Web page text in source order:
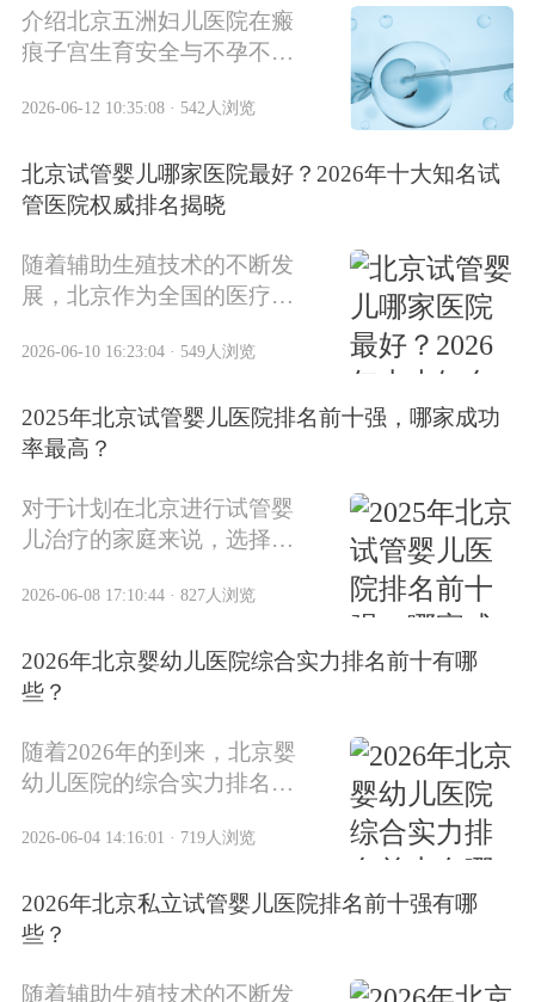
介绍北京五洲妇儿医院在瘢
痕子宫生育安全与不孕不育
诊疗数据，涵盖多方面内容
2026-06-12 10:35:08 · 542人浏览
北京试管婴儿哪家医院最好？2026年十大知名试
管医院权威排名揭晓
随着辅助生殖技术的不断发
展，北京作为全国的医疗中
多技术先进的医疗机构。
医院整体水平有了显著提
升，为众多家庭提供了更多
2026年北京十大知名试管婴
儿医院的权威排名。
2026-06-10 16:23:04 · 549人浏览
2025年北京试管婴儿医院排名前十强，哪家成功
率最高？
对于计划在北京进行试管婴
儿治疗的家庭来说，选择一
键。2025年北京地区试管婴
文将为您详细介绍排名前十
的医院，并分析哪家医院的
2026-06-08 17:10:44 · 827人浏览
2026年北京婴幼儿医院综合实力排名前十有哪
些？
随着2026年的到来，北京婴
幼儿医院的综合实力排名再
选择合适的医院对宝宝的健
细解析2026年北京婴幼儿医
院综合实力排名前十的医
2026-06-04 14:16:01 · 719人浏览
2026年北京私立试管婴儿医院排名前十强有哪
些？
随着辅助生殖技术的不断发